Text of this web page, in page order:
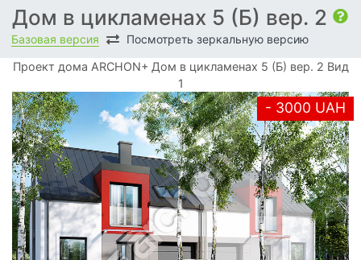
Дом в цикламенах 5 (Б) вер. 2
Базовая версия Посмотреть зеркальную версию
Проект дома ARCHON+ Дом в цикламенах 5 (Б) вер. 2 Вид
1
- 3000 UAH